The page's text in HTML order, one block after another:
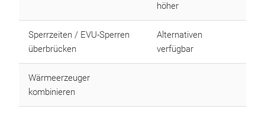
höher
Sperrzeiten / EVU-Sperren
überbrücken
Alternativen
verfügbar
Wärmeerzeuger
kombinieren